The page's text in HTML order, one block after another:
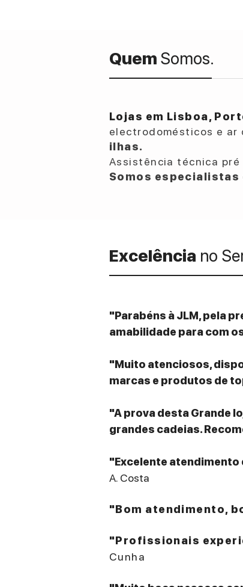
Quem Somos.
Lojas em Lisboa,
electrodomésticos e ar
ilhas.
Assistência técnica pré
Somos especialistas
Excelência no
"Parabéns à JLM, pela
amabilidade para com
"Muito atenciosos,
marcas e produtos de
"A prova desta Grande
grandes cadeias.
"Excelente atendimento
A. Costa
"Bom atendimento,
"Profissionais
Cunha